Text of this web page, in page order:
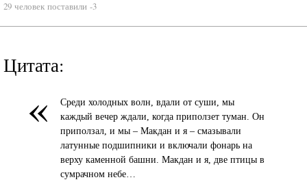
29 человек поставили -3
Цитата:
«
Среди холодных волн, вдали от суши, мы
каждый вечер ждали, когда приползет туман. Он
приползал, и мы – Макдан и я – смазывали
латунные подшипники и включали фонарь на
верху каменной башни. Макдан и я, две птицы в
сумрачном небе…